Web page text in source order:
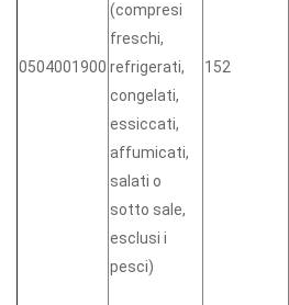
0504001900
(compresi
freschi,
refrigerati,
congelati,
essiccati,
affumicati,
salati o
sotto sale,
esclusi i
pesci)
152